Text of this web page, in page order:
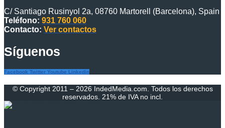
C/ Santiago Rusinyol 2a, 08760 Martorell (Barcelona), Spain
Teléfono: 931 760 060
Contacto: Ver contactos
Síguenos
Facebook Twitter Youtube Linkedin
© Copyright 2011 – 2026 IndedMedia.com. Todos los derechos
reservados. 21% de IVA no incl.